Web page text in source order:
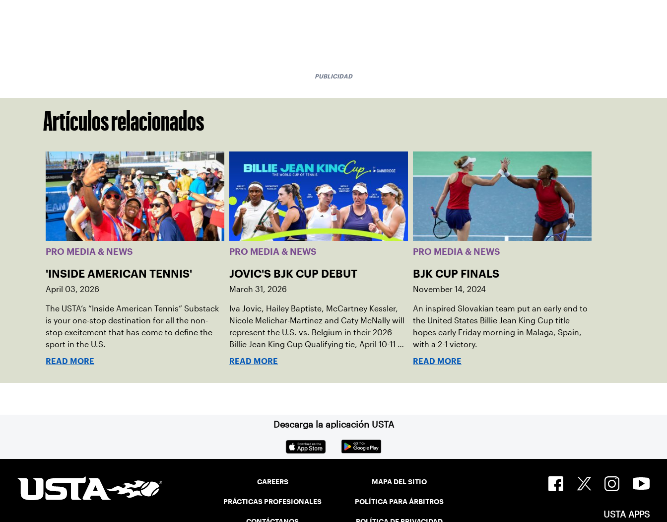
PUBLICIDAD
Artículos relacionados
PRO MEDIA & NEWS
'INSIDE AMERICAN TENNIS'
April 03, 2026
The USTA’s “Inside American Tennis” Substack
is your one-stop destination for all the non-
stop excitement that has come to define the
sport in the U.S.
READ MORE
PRO MEDIA & NEWS
JOVIC'S BJK CUP DEBUT
March 31, 2026
Iva Jovic, Hailey Baptiste, McCartney Kessler,
Nicole Melichar-Martinez and Caty McNally will
represent the U.S. vs. Belgium in their 2026
Billie Jean King Cup Qualifying tie, April 10-11 on
indoor red clay in Ostend, Belgium.
READ MORE
PRO MEDIA & NEWS
BJK CUP FINALS
November 14, 2024
An inspired Slovakian team put an early end to
the United States Billie Jean King Cup title
hopes early Friday morning in Malaga, Spain,
with a 2-1 victory.
READ MORE
Descarga la aplicación USTA
CAREERS
PRÁCTICAS PROFESIONALES
MAPA DEL SITIO
POLÍTICA PARA ÁRBITROS
USTA APPS